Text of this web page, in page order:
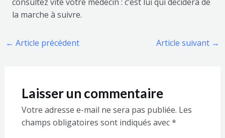
consultez vite votre médecin : c’est lui qui décidera de
la marche à suivre.
← Article précédent Article suivant →
Laisser un commentaire
Votre adresse e-mail ne sera pas publiée. Les
champs obligatoires sont indiqués avec*